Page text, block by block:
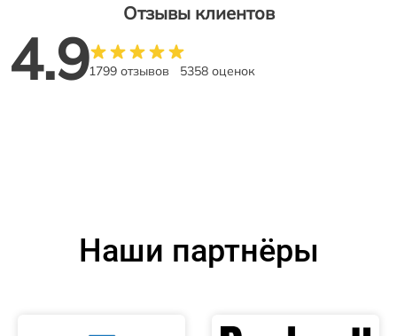
Отзывы клиентов
4.91799 отзывов 5358 оценок
Наши партнёры